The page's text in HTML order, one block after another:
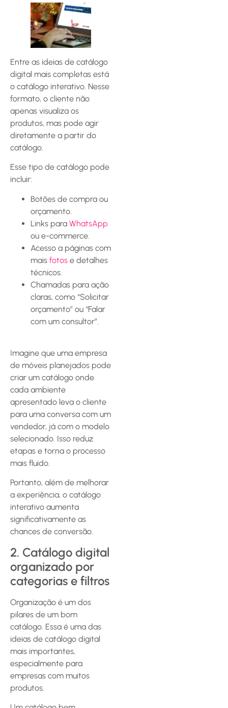
Entre as ideias de catálogo
digital mais completas está
o catálogo interativo. Nesse
formato, o cliente não
apenas visualiza os
produtos, mas pode agir
diretamente a partir do
catálogo.
Esse tipo de catálogo pode
incluir:
Botões de compra ou
orçamento.
Links para WhatsApp
ou e-commerce.
Acesso a páginas com
mais fotos e detalhes
técnicos.
Chamadas para ação
claras, como “Solicitar
orçamento” ou “Falar
com um consultor”.
Imagine que uma empresa
de móveis planejados pode
criar um catálogo onde
cada ambiente
apresentado leva o cliente
para uma conversa com um
vendedor, já com o modelo
selecionado. Isso reduz
etapas e torna o processo
mais fluido.
Portanto, além de melhorar
a experiência, o catálogo
interativo aumenta
significativamente as
chances de conversão.
2. Catálogo digital
organizado por
categorias e filtros
Organização é um dos
pilares de um bom
catálogo. Essa é uma das
ideias de catálogo digital
mais importantes,
especialmente para
empresas com muitos
produtos.